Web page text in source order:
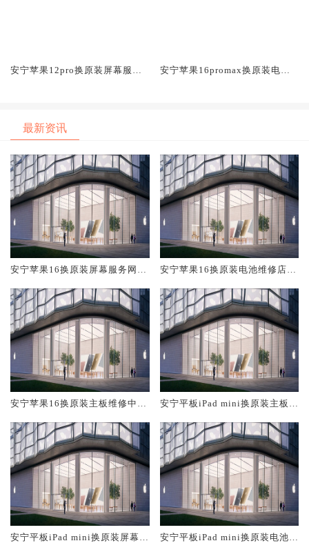
安宁苹果12pro换原装屏幕服务
安宁苹果16promax换原装电池
最新资讯
安宁苹果16换原装屏幕服务网点
安宁苹果16换原装电池维修店大
安宁苹果16换原装主板维修中心
安宁平板iPad mini换原装主板维
安宁平板iPad mini换原装屏幕服
安宁平板iPad mini换原装电池维